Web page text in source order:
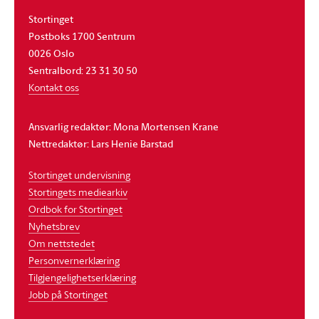
Stortinget
Postboks 1700 Sentrum
0026 Oslo
Sentralbord: 23 31 30 50
Kontakt oss
Ansvarlig redaktør: Mona Mortensen Krane
Nettredaktør: Lars Henie Barstad
Stortinget undervisning
Stortingets mediearkiv
Ordbok for Stortinget
Nyhetsbrev
Om nettstedet
Personvernerklæring
Tilgjengelighetserklæring
Jobb på Stortinget